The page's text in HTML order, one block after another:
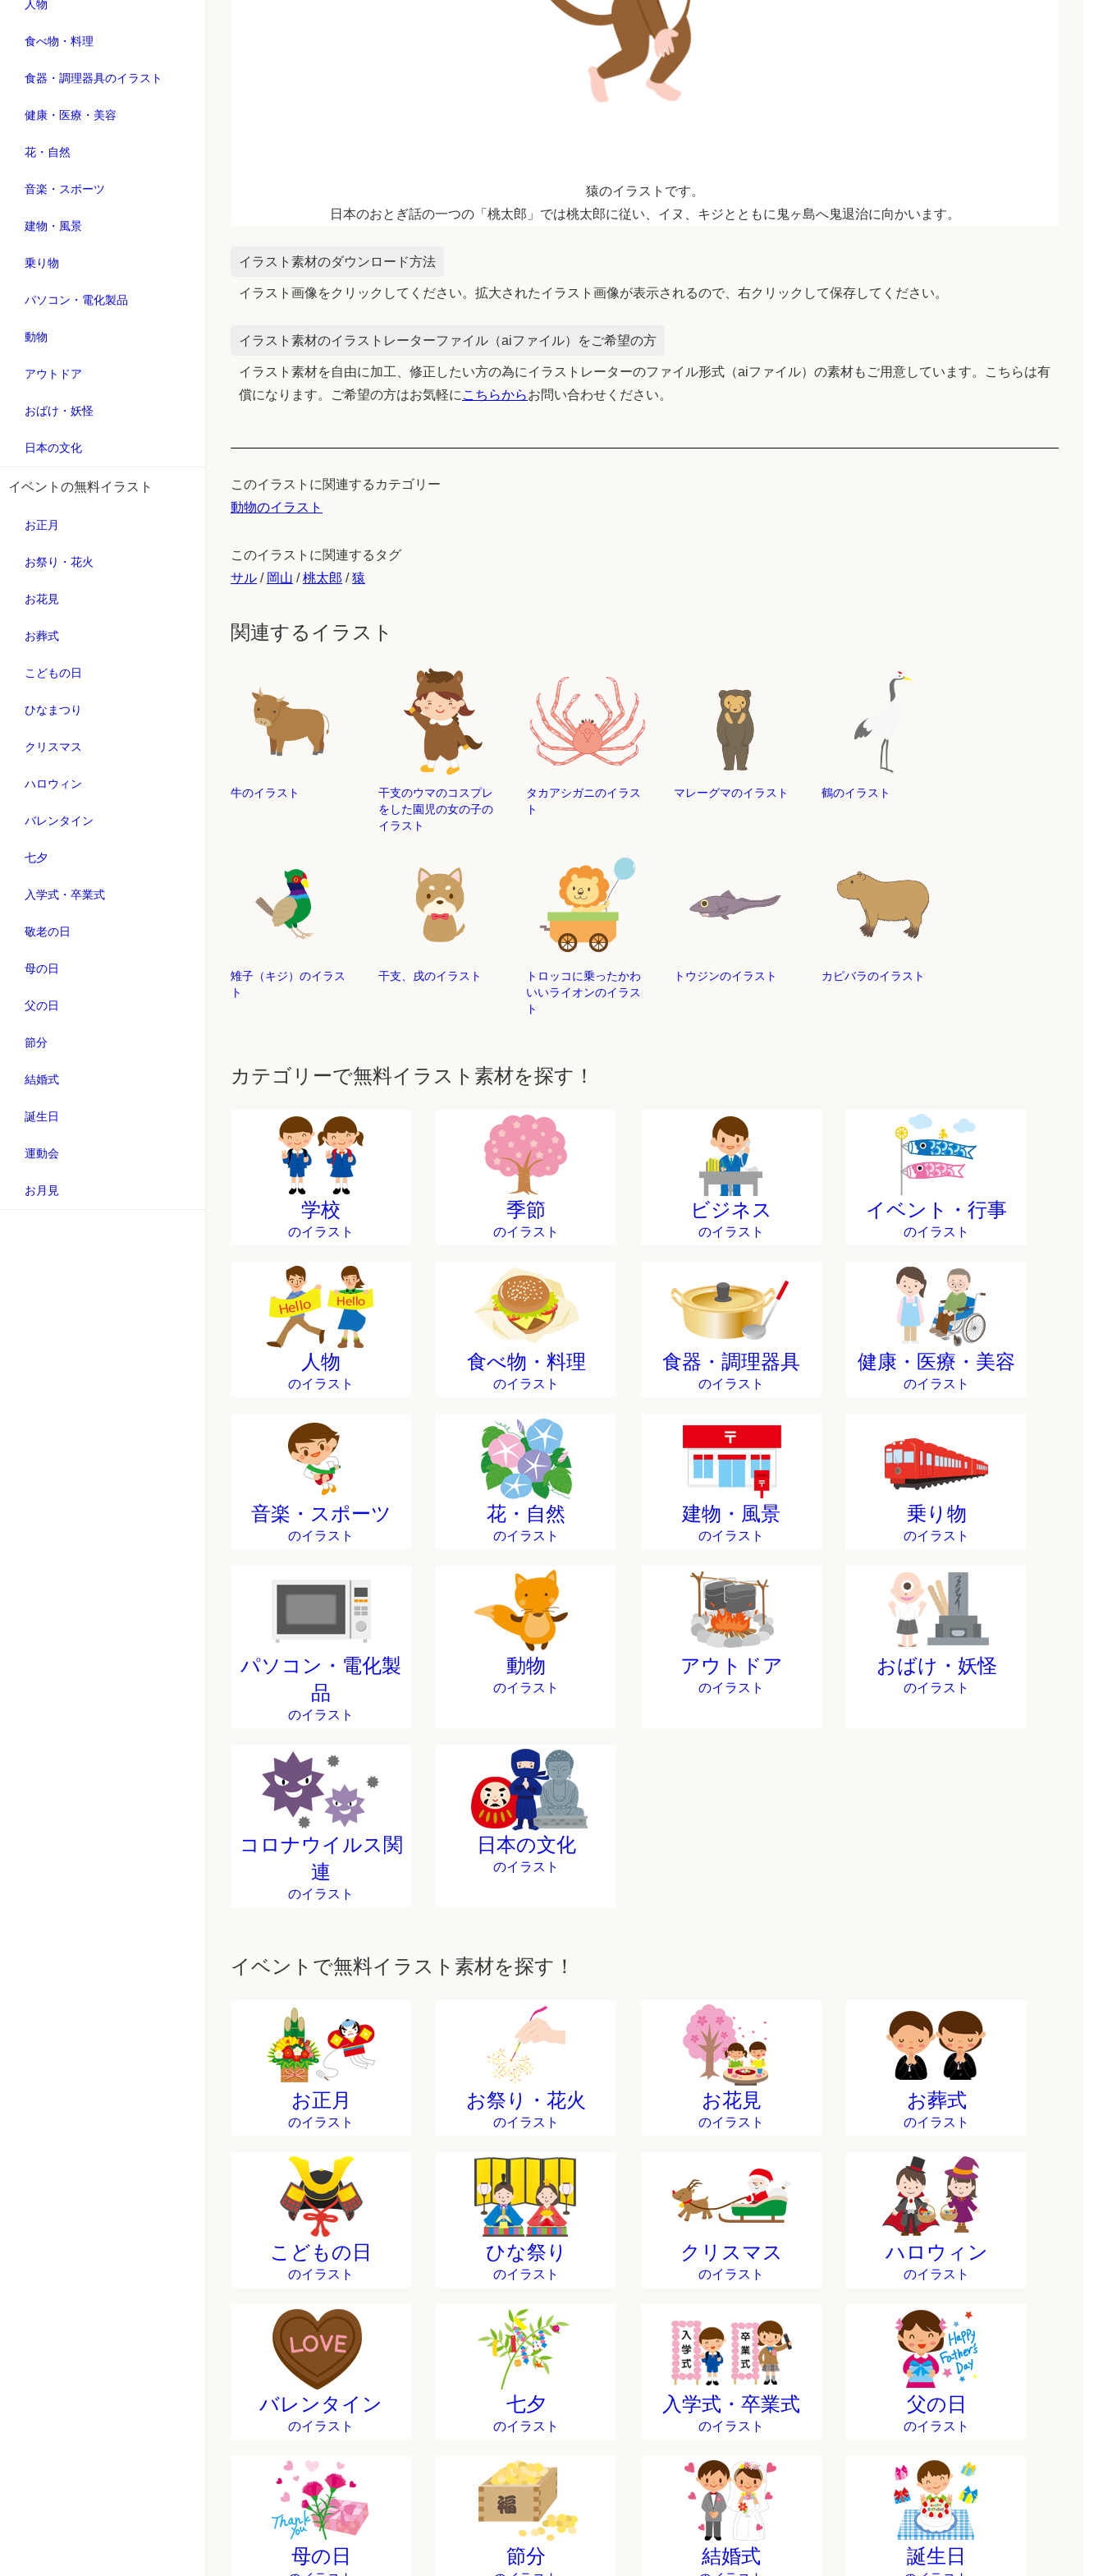
人物
食べ物・料理
食器・調理器具のイラスト
健康・医療・美容
花・自然
音楽・スポーツ
建物・風景
乗り物
パソコン・電化製品
動物
アウトドア
おばけ・妖怪
日本の文化
イベントの無料イラスト
お正月
お祭り・花火
お花見
お葬式
こどもの日
ひなまつり
クリスマス
ハロウィン
バレンタイン
七夕
入学式・卒業式
敬老の日
母の日
父の日
節分
結婚式
誕生日
運動会
お月見
猿のイラストです。
日本のおとぎ話の一つの「桃太郎」では桃太郎に従い、イヌ、キジとともに鬼ヶ島へ鬼退治に向かいます。
イラスト素材のダウンロード方法
イラスト画像をクリックしてください。拡大されたイラスト画像が表示されるので、右クリックして保存してください。
イラスト素材のイラストレーターファイル（aiファイル）をご希望の方
イラスト素材を自由に加工、修正したい方の為にイラストレーターのファイル形式（aiファイル）の素材もご用意しています。こちらは有
償になります。ご希望の方はお気軽に こちらからお問い合わせください。
このイラストに関連するカテゴリー
動物のイラスト
このイラストに関連するタグ
サル / 岡山 /桃太郎 /猿
関連するイラスト
牛のイラスト
干支のウマのコスプレ
をした園児の女の子の
イラスト
タカアシガニのイラス
ト
マレーグマのイラスト 鶴のイラスト
雉子（キジ）のイラス
ト
干支、戌のイラスト
トロッコに乗ったかわ
いいライオンのイラス
ト
トウジンのイラスト カピバラのイラスト
カテゴリーで無料イラスト素材を探す！
学校
のイラスト
季節
のイラスト
ビジネス
のイラスト
イベント・行事
のイラスト
人物
のイラスト
食べ物・料理
のイラスト
食器・調理器具
のイラスト
健康・医療・美容
のイラスト
音楽・スポーツ
のイラスト
花・自然
のイラスト
建物・風景
のイラスト
乗り物
のイラスト
パソコン・電化製
品
のイラスト
動物
のイラスト
アウトドア
のイラスト
おばけ・妖怪
のイラスト
コロナウイルス関
連
のイラスト
日本の文化
のイラスト
イベントで無料イラスト素材を探す！
お正月
のイラスト
お祭り・花火
のイラスト
お花見
のイラスト
お葬式
のイラスト
こどもの日
のイラスト
ひな祭り
のイラスト
クリスマス
のイラスト
ハロウィン
のイラスト
バレンタイン
のイラスト
七夕
のイラスト
入学式・卒業式
のイラスト
父の日
のイラスト
母の日 節分 結婚式 誕生日